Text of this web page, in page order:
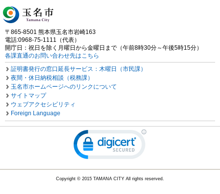
〒865-8501 熊本県玉名市岩崎163
電話:0968-75-1111（代表）
開庁日：祝日を除く月曜日から金曜日まで（午前8時30分～午後5時15分）
各課直通のお問い合わせ先はこちら
証明書発行の窓口延長サービス：木曜日（市民課）
夜間・休日納税相談（税務課）
玉名市ホームページへのリンクについて
サイトマップ
ウェブアクセシビリティ
Foreign Language
Copyright © 2015 TAMANA CITY All rights reserved.